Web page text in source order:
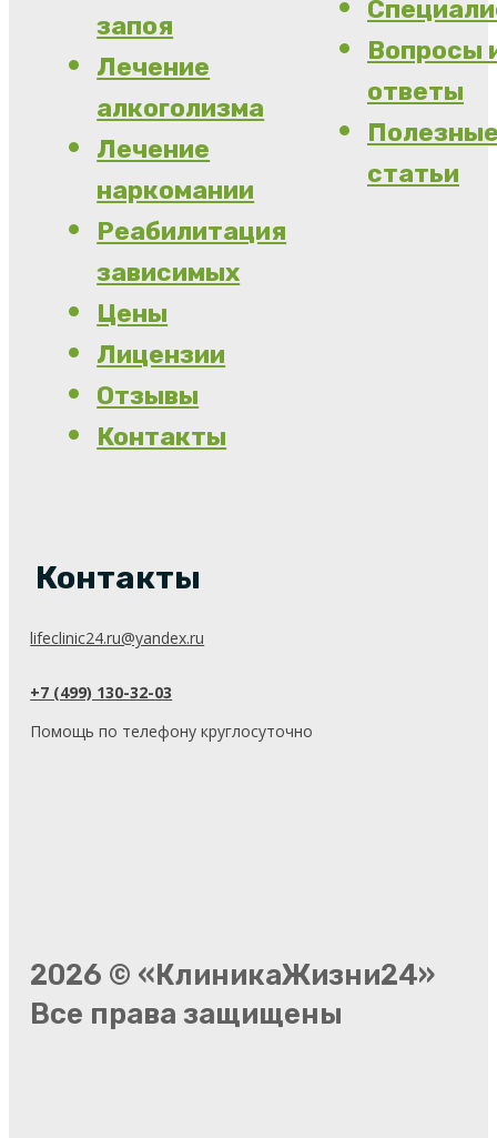
запоя
Лечение
алкоголизма
Лечение
наркомании
Реабилитация
зависимых
Цены
Лицензии
Отзывы
Контакты
Вопросы
ответы
статьи
Контакты
lifeclinic24.ru@yandex.ru
+7 (499) 130-32-03
Помощь по телефону круглосуточно
2026 © «КлиникаЖизни24»
Все права защищены